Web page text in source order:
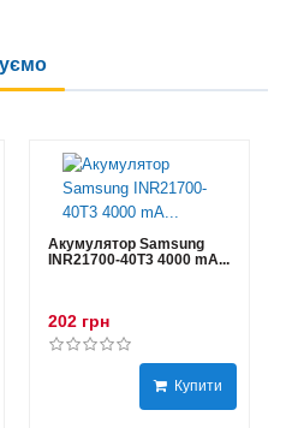
Акумулятор Samsung
INR21700-40T3 4000 mA...
202 грн
Купити